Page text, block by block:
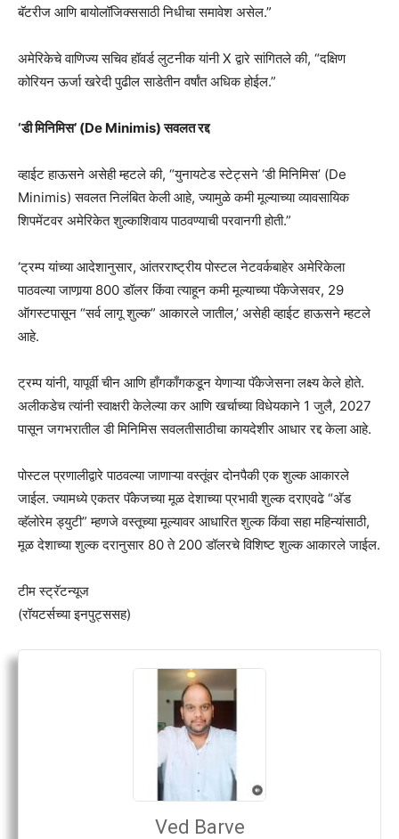
बॅटरीज आणि बायोलॉजिक्ससाठी निधीचा समावेश असेल.”
अमेरिकेचे वाणिज्य सचिव हॉवर्ड लुटनीक यांनी X द्वारे सांगितले की, “दक्षिण
कोरियन ऊर्जा खरेदी पुढील साडेतीन वर्षांत अधिक होईल.”
‘डी मिनिमिस’ (De Minimis) सवलत रद्द
व्हाईट हाऊसने असेही म्हटले की, “युनायटेड स्टेट्सने ‘डी मिनिमिस’ (De
Minimis) सवलत निलंबित केली आहे, ज्यामुळे कमी मूल्याच्या व्यावसायिक
शिपमेंटवर अमेरिकेत शुल्काशिवाय पाठवण्याची परवानगी होती.”
‘ट्रम्प यांच्या आदेशानुसार, आंतरराष्ट्रीय पोस्टल नेटवर्कबाहेर अमेरिकेला
पाठवल्या जाणार्‍या 800 डॉलर किंवा त्याहून कमी मूल्याच्या पॅकेजेसवर, 29
ऑगस्टपासून “सर्व लागू शुल्क” आकारले जातील,’ असेही व्हाईट हाऊसने म्हटले
आहे.
ट्रम्प यांनी, यापूर्वी चीन आणि हाँगकाँगकडून येणाऱ्या पॅकेजेसना लक्ष्य केले होते.
अलीकडेच त्यांनी स्वाक्षरी केलेल्या कर आणि खर्चाच्या विधेयकाने 1 जुलै, 2027
पासून जगभरातील डी मिनिमिस सवलतीसाठीचा कायदेशीर आधार रद्द केला आहे.
पोस्टल प्रणालीद्वारे पाठवल्या जाणाऱ्या वस्तूंवर दोनपैकी एक शुल्क आकारले
जाईल. ज्यामध्ये एकतर पॅकेजच्या मूळ देशाच्या प्रभावी शुल्क दराएवढे “अ‍ॅड
व्हॅलोरेम ड्युटी” म्हणजे वस्तूच्या मूल्यावर आधारित शुल्क किंवा सहा महिन्यांसाठी,
मूळ देशाच्या शुल्क दरानुसार 80 ते 200 डॉलरचे विशिष्ट शुल्क आकारले जाईल.
टीम स्ट्रॅटन्यूज
(रॉयटर्सच्या इनपुट्ससह)
Ved Barve